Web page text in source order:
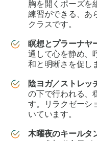
胸を開くポーズを
練習ができる、あ
クラスです。
瞑想とプラーナヤ
通して心を静め、
和と明晰さを促し
陰ヨガ／ストレッ
の下で行われる、
す。リラクゼーシ
いています。
木曜夜のキールタ